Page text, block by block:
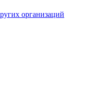
организаций